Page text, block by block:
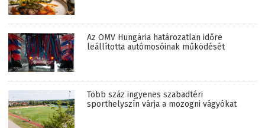
Az OMV Hungária határozatlan időre
leállította autómosóinak működését
Több száz ingyenes szabadtéri
sporthelyszín várja a mozogni vágyókat